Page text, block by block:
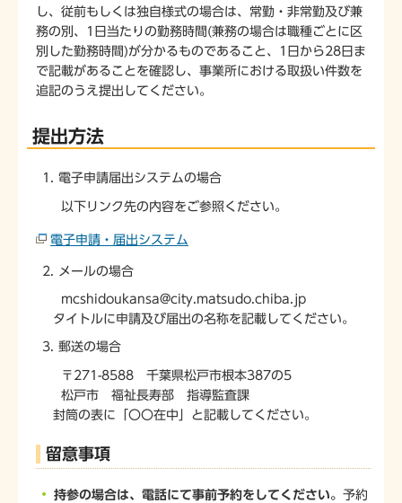
し、従前もしくは独自様式の場合は、常勤・非常勤及び兼
務の別、1日当たりの勤務時間(兼務の場合は職種ごとに区
別した勤務時間)が分かるものであること、1日から28日ま
で記載があることを確認し、事業所における取扱い件数を
追記のうえ提出してください。
提出方法
電子申請届出システムの場合
以下リンク先の内容をご参照ください。
電子申請・届出システム
メールの場合
mcshidoukansa@city.matsudo.chiba.jp
タイトルに申請及び届出の名称を記載してください。
郵送の場合
〒271-8588 千葉県松戸市根本387の5
松戸市 福祉長寿部 指導監査課
封筒の表に「〇〇在中」と記載してください。
留意事項
持参の場合は、電話にて事前予約をしてください。 予約